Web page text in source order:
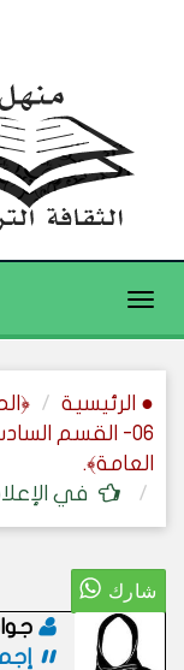
Toggle
● الرئيسية
06- القسم
العامة﴾.
في